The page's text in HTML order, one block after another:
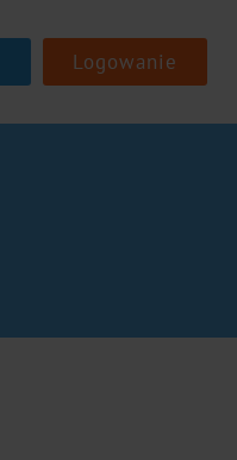
Logowanie